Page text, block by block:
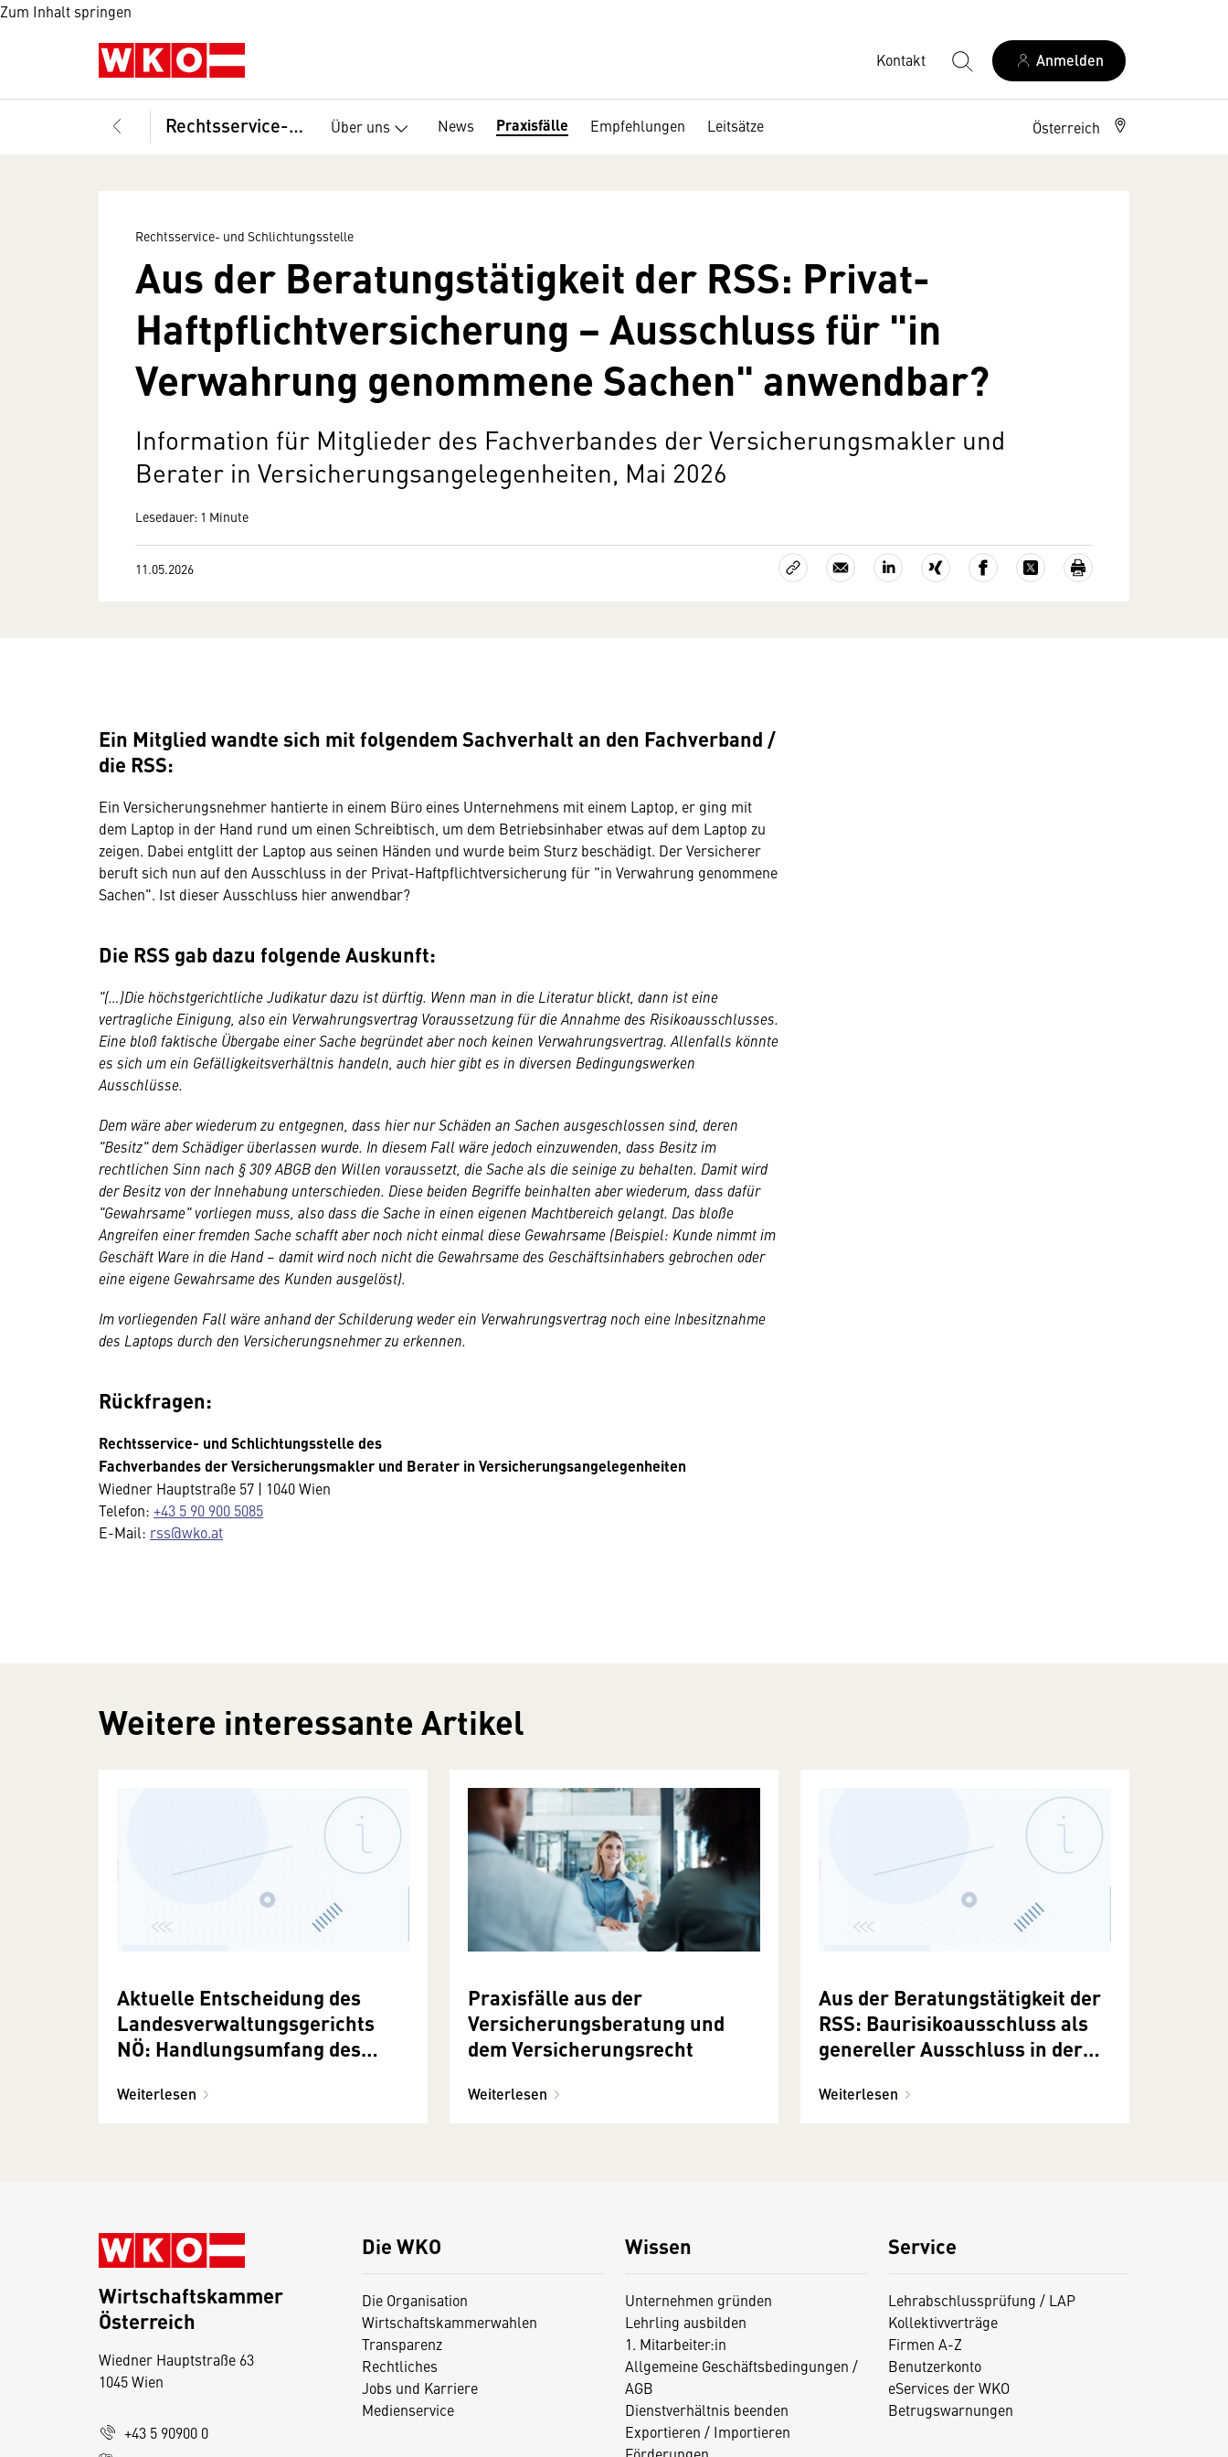
Zum Inhalt springen
Kontakt Anmelden
Rechtsservice- und Schlichtungsstelle Über uns News Praxisfälle Empfehlungen Leitsätze Österreich
Rechtsservice- und Schlichtungsstelle
Aus der Beratungstätigkeit der RSS: Privat-
Haftpflichtversicherung − Ausschluss für "in
Verwahrung genommene Sachen" anwendbar?
Information für Mitglieder des Fachverbandes der Versicherungsmakler und
Berater in Versicherungsangelegenheiten, Mai 2026
Lesedauer: 1 Minute
11.05.2026
Ein Mitglied wandte sich mit folgendem Sachverhalt an den Fachverband /
die RSS:
Ein Versicherungsnehmer hantierte in einem Büro eines Unternehmens mit einem Laptop, er ging mit
dem Laptop in der Hand rund um einen Schreibtisch, um dem Betriebsinhaber etwas auf dem Laptop zu
zeigen. Dabei entglitt der Laptop aus seinen Händen und wurde beim Sturz beschädigt. Der Versicherer
beruft sich nun auf den Ausschluss in der Privat-Haftpflichtversicherung für "in Verwahrung genommene
Sachen". Ist dieser Ausschluss hier anwendbar?
Die RSS gab dazu folgende Auskunft:
"(…)Die höchstgerichtliche Judikatur dazu ist dürftig. Wenn man in die Literatur blickt, dann ist eine
vertragliche Einigung, also ein Verwahrungsvertrag Voraussetzung für die Annahme des Risikoausschlusses.
Eine bloß faktische Übergabe einer Sache begründet aber noch keinen Verwahrungsvertrag. Allenfalls könnte
es sich um ein Gefälligkeitsverhältnis handeln, auch hier gibt es in diversen Bedingungswerken
Ausschlüsse.
Dem wäre aber wiederum zu entgegnen, dass hier nur Schäden an Sachen ausgeschlossen sind, deren
"Besitz" dem Schädiger überlassen wurde. In diesem Fall wäre jedoch einzuwenden, dass Besitz im
rechtlichen Sinn nach § 309 ABGB den Willen voraussetzt, die Sache als die seinige zu behalten. Damit wird
der Besitz von der Innehabung unterschieden. Diese beiden Begriffe beinhalten aber wiederum, dass dafür
"Gewahrsame" vorliegen muss, also dass die Sache in einen eigenen Machtbereich gelangt. Das bloße
Angreifen einer fremden Sache schafft aber noch nicht einmal diese Gewahrsame (Beispiel: Kunde nimmt im
Geschäft Ware in die Hand – damit wird noch nicht die Gewahrsame des Geschäftsinhabers gebrochen oder
eine eigene Gewahrsame des Kunden ausgelöst).
Im vorliegenden Fall wäre anhand der Schilderung weder ein Verwahrungsvertrag noch eine Inbesitznahme
des Laptops durch den Versicherungsnehmer zu erkennen.
Rückfragen:
Rechtsservice- und Schlichtungsstelle des
Fachverbandes der Versicherungsmakler und Berater in Versicherungsangelegenheiten
Wiedner Hauptstraße 57 | 1040 Wien
Telefon: +43 5 90 900 5085
E-Mail: rss@wko.at
Weitere interessante Artikel
Aktuelle Entscheidung des
Landesverwaltungsgerichts
NÖ: Handlungsumfang des
"Winkelschreiberei"
Weiterlesen
Praxisfälle aus der
Versicherungsberatung und
dem Versicherungsrecht
Weiterlesen
Aus der Beratungstätigkeit der
RSS: Baurisikoausschluss als
genereller Ausschluss in der
Weiterlesen
Die WKO
Die Organisation
Wirtschaftskammerwahlen
Transparenz
Rechtliches
Jobs und Karriere
Medienservice
Wissen
Unternehmen gründen
Lehrling ausbilden
1. Mitarbeiter:in
Allgemeine Geschäftsbedingungen /
AGB
Dienstverhältnis beenden
Exportieren / Importieren
Service
Lehrabschlussprüfung / LAP
Kollektivverträge
Firmen A-Z
Benutzerkonto
eServices der WKO
Betrugswarnungen
Wirtschaftskammer
Österreich
Wiedner Hauptstraße 63
1045 Wien
+43 5 90900 0